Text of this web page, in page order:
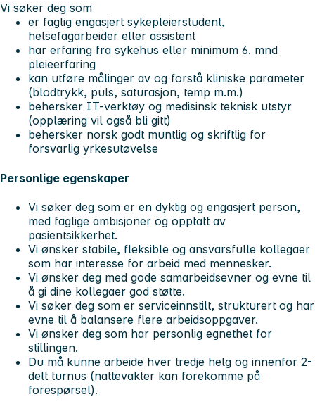
Vi søker deg som
er faglig engasjert sykepleierstudent,
helsefagarbeider eller assistent
har erfaring fra sykehus eller minimum 6. mnd
pleieerfaring
kan utføre målinger av og forstå kliniske parameter
(blodtrykk, puls, saturasjon, temp m.m.)
behersker IT-verktøy og medisinsk teknisk utstyr
(opplæring vil også bli gitt)
behersker norsk godt muntlig og skriftlig for
forsvarlig yrkesutøvelse
Personlige egenskaper
Vi søker deg som er en dyktig og engasjert person,
med faglige ambisjoner og opptatt av
pasientsikkerhet.
Vi ønsker stabile, fleksible og ansvarsfulle kollegaer
som har interesse for arbeid med mennesker.
Vi ønsker deg med gode samarbeidsevner og evne til
å gi dine kollegaer god støtte.
Vi søker deg som er serviceinnstilt, strukturert og har
evne til å balansere flere arbeidsoppgaver.
Vi ønsker deg som har personlig egnethet for
stillingen.
Du må kunne arbeide hver tredje helg og innenfor 2-
delt turnus (nattevakter kan forekomme på
forespørsel).